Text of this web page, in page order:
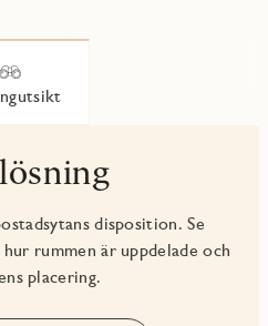
disposition. Se
rummen är uppdelade och
placering.